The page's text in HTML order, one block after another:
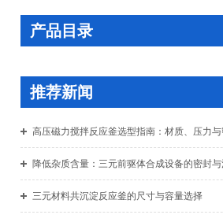
产品目录
推荐新闻
高压磁力搅拌反应釜选型指南：材质、压力
降低杂质含量：三元前驱体合成设备的密封
三元材料共沉淀反应釜的尺寸与容量选择